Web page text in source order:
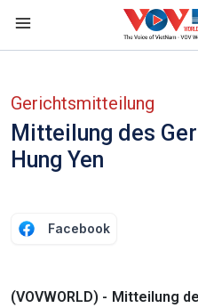
Gerichtsmitteilung
Mitteilung des
Hung Yen
Facebook
(VOVWORLD) - Mitteilung